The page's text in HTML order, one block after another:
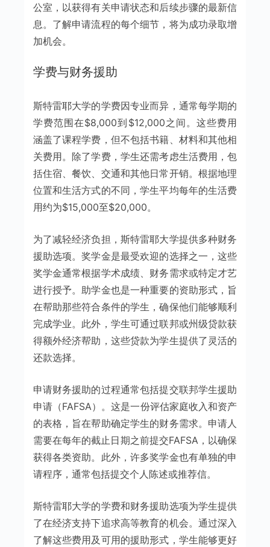
公室，以获得有关申请状态和后续步骤的最新信
息。了解申请流程的每个细节，将为成功录取增
加机会。
学费与财务援助
斯特雷耶大学的学费因专业而异，通常每学期的
学费范围在$8,000到$12,000之间。这些费用
涵盖了课程学费，但不包括书籍、材料和其他相
关费用。除了学费，学生还需考虑生活费用，包
括住宿、餐饮、交通和其他日常开销。根据地理
位置和生活方式的不同，学生平均每年的生活费
用约为$15,000至$20,000。
为了减轻经济负担，斯特雷耶大学提供多种财务
援助选项。奖学金是最受欢迎的选择之一，这些
奖学金通常根据学术成绩、财务需求或特定才艺
进行授予。助学金也是一种重要的资助形式，旨
在帮助那些符合条件的学生，确保他们能够顺利
完成学业。此外，学生可通过联邦或州级贷款获
得额外经济帮助，这些贷款为学生提供了灵活的
还款选择。
申请财务援助的过程通常包括提交联邦学生援助
申请（FAFSA）。这是一份评估家庭收入和资产
的表格，旨在帮助确定学生的财务需求。申请人
需要在每年的截止日期之前提交FAFSA，以确保
获得各类资助。此外，许多奖学金也有单独的申
请程序，通常包括提交个人陈述或推荐信。
斯特雷耶大学的学费和财务援助选项为学生提供
了在经济支持下追求高等教育的机会。通过深入
了解这些费用及可用的援助形式，学生能够更好